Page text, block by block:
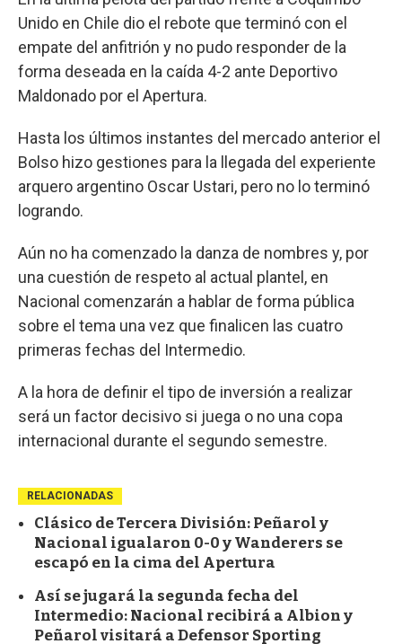
Unido en Chile dio el rebote que terminó con el
empate del anfitrión y no pudo responder de la
forma deseada en la caída 4-2 ante Deportivo
Maldonado por el Apertura.
Hasta los últimos instantes del mercado anterior el
Bolso hizo gestiones para la llegada del experiente
arquero argentino Oscar Ustari, pero no lo terminó
logrando.
Aún no ha comenzado la danza de nombres y, por
una cuestión de respeto al actual plantel, en
Nacional comenzarán a hablar de forma pública
sobre el tema una vez que finalicen las cuatro
primeras fechas del Intermedio.
A la hora de definir el tipo de inversión a realizar
será un factor decisivo si juega o no una copa
internacional durante el segundo semestre.
RELACIONADAS
Clásico de Tercera División: Peñarol y
Nacional igualaron 0-0 y Wanderers se
escapó en la cima del Apertura
Así se jugará la segunda fecha del
Intermedio: Nacional recibirá a Albion y
Peñarol visitará a Defensor Sporting